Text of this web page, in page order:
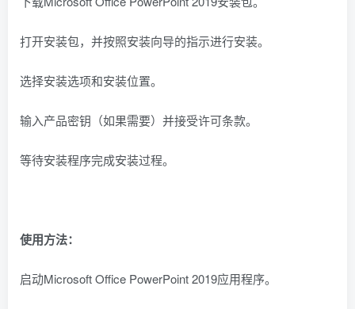
打开安装包，并按照安装向导的指示进行安装。
选择安装选项和安装位置。
输入产品密钥（如果需要）并接受许可条款。
等待安装程序完成安装过程。
使用方法：
启动Microsoft Office PowerPoint 2019应用程序。